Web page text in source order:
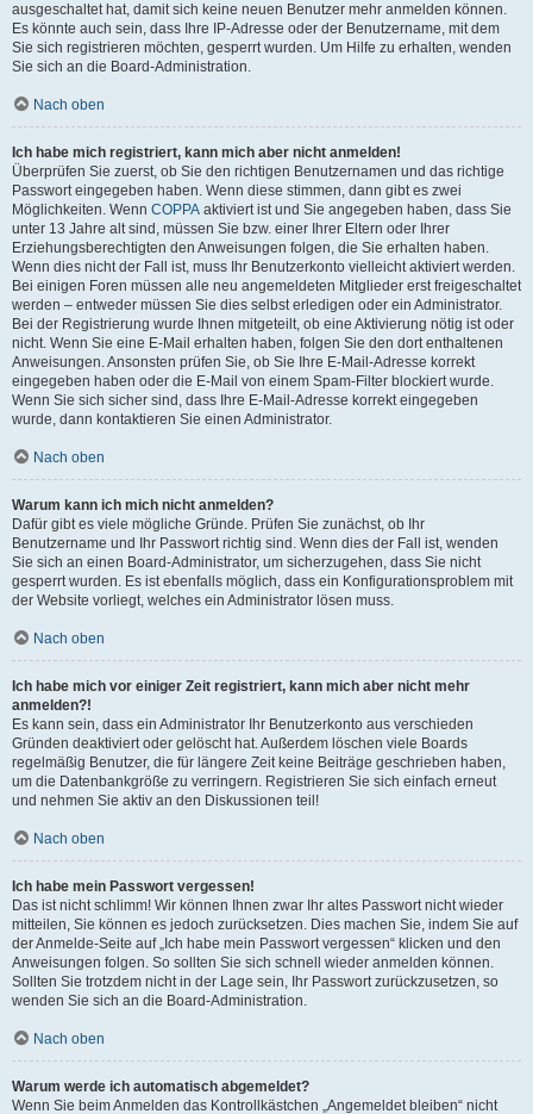
ausgeschaltet hat, damit sich keine neuen Benutzer mehr anmelden können.
Es könnte auch sein, dass Ihre IP-Adresse oder der Benutzername, mit dem
Sie sich registrieren möchten, gesperrt wurden. Um Hilfe zu erhalten, wenden
Sie sich an die Board-Administration.
Nach oben
Ich habe mich registriert, kann mich aber nicht anmelden!
Überprüfen Sie zuerst, ob Sie den richtigen Benutzernamen und das richtige
Passwort eingegeben haben. Wenn diese stimmen, dann gibt es zwei
Möglichkeiten. Wenn COPPA aktiviert ist und Sie angegeben haben, dass Sie
unter 13 Jahre alt sind, müssen Sie bzw. einer Ihrer Eltern oder Ihrer
Erziehungsberechtigten den Anweisungen folgen, die Sie erhalten haben.
Wenn dies nicht der Fall ist, muss Ihr Benutzerkonto vielleicht aktiviert werden.
Bei einigen Foren müssen alle neu angemeldeten Mitglieder erst freigeschaltet
werden – entweder müssen Sie dies selbst erledigen oder ein Administrator.
Bei der Registrierung wurde Ihnen mitgeteilt, ob eine Aktivierung nötig ist oder
nicht. Wenn Sie eine E-Mail erhalten haben, folgen Sie den dort enthaltenen
Anweisungen. Ansonsten prüfen Sie, ob Sie Ihre E-Mail-Adresse korrekt
eingegeben haben oder die E-Mail von einem Spam-Filter blockiert wurde.
Wenn Sie sich sicher sind, dass Ihre E-Mail-Adresse korrekt eingegeben
wurde, dann kontaktieren Sie einen Administrator.
Nach oben
Warum kann ich mich nicht anmelden?
Dafür gibt es viele mögliche Gründe. Prüfen Sie zunächst, ob Ihr
Benutzername und Ihr Passwort richtig sind. Wenn dies der Fall ist, wenden
Sie sich an einen Board-Administrator, um sicherzugehen, dass Sie nicht
gesperrt wurden. Es ist ebenfalls möglich, dass ein Konfigurationsproblem mit
der Website vorliegt, welches ein Administrator lösen muss.
Nach oben
Ich habe mich vor einiger Zeit registriert, kann mich aber nicht mehr
anmelden?!
Es kann sein, dass ein Administrator Ihr Benutzerkonto aus verschieden
Gründen deaktiviert oder gelöscht hat. Außerdem löschen viele Boards
regelmäßig Benutzer, die für längere Zeit keine Beiträge geschrieben haben,
um die Datenbankgröße zu verringern. Registrieren Sie sich einfach erneut
und nehmen Sie aktiv an den Diskussionen teil!
Nach oben
Ich habe mein Passwort vergessen!
Das ist nicht schlimm! Wir können Ihnen zwar Ihr altes Passwort nicht wieder
mitteilen, Sie können es jedoch zurücksetzen. Dies machen Sie, indem Sie auf
der Anmelde-Seite auf „Ich habe mein Passwort vergessen“ klicken und den
Anweisungen folgen. So sollten Sie sich schnell wieder anmelden können.
Sollten Sie trotzdem nicht in der Lage sein, Ihr Passwort zurückzusetzen, so
wenden Sie sich an die Board-Administration.
Nach oben
Warum werde ich automatisch abgemeldet?
Wenn Sie beim Anmelden das Kontrollkästchen „Angemeldet bleiben“ nicht